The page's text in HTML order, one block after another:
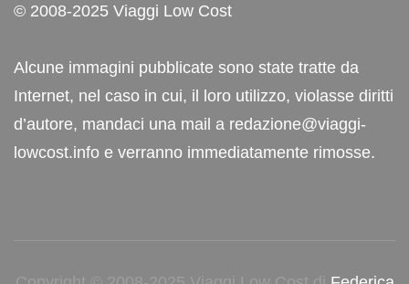
© 2008-2025 Viaggi Low Cost
Alcune immagini pubblicate sono state tratte da
Internet, nel caso in cui, il loro utilizzo, violasse diritti
d’autore, mandaci una mail a redazione@viaggi-
lowcost.info e verranno immediatamente rimosse.